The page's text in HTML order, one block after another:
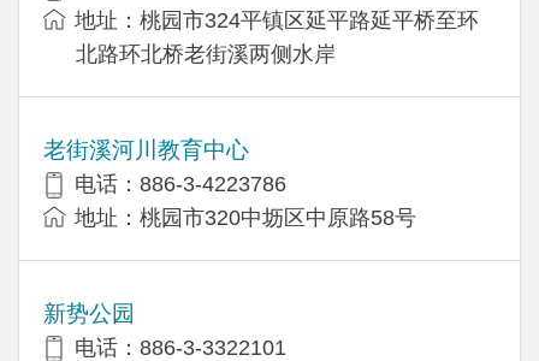
地址：桃园市324平镇区延平路延平桥至环
北路环北桥老街溪两侧水岸
老街溪河川教育中心
电话：886-3-4223786
地址：桃园市320中坜区中原路58号
新势公园
电话：886-3-3322101